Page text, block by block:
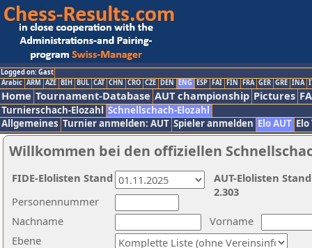
Logged on: Gast
Arabic ARM AZE BIH BUL CAT CHN CRO CZE DEN ENG ESP FAI FIN FRA GER GRE INA
Home Tournament-Database AUT championship Pictures
Turnierschach-Elozahl Schnellschach-Elozahl
Allgemeines Turnier anmelden: AUT Spieler anmelden Elo AUT
Willkommen bei den offiziellen
Nachname
Vorname
Ebene
Personennummer
AUT-Elolisten
2.303
FIDE-Elolisten Stand